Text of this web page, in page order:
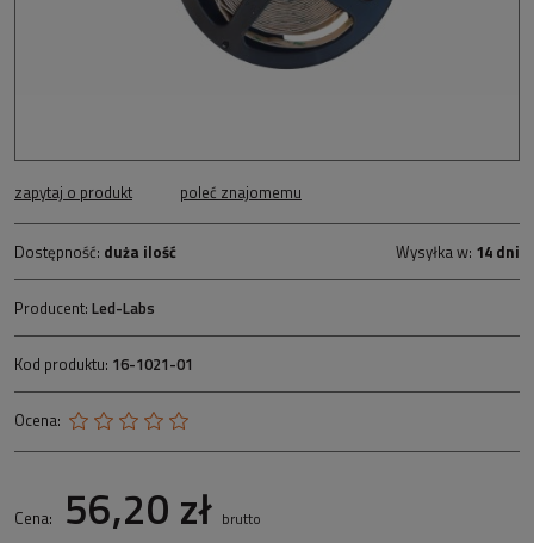
zapytaj o produkt poleć znajomemu
Dostępność: duża ilość Wysyłka w: 14 dni
Producent: Led-Labs
Kod produktu: 16-1021-01
Ocena:
Cena: 56,20 zł brutto